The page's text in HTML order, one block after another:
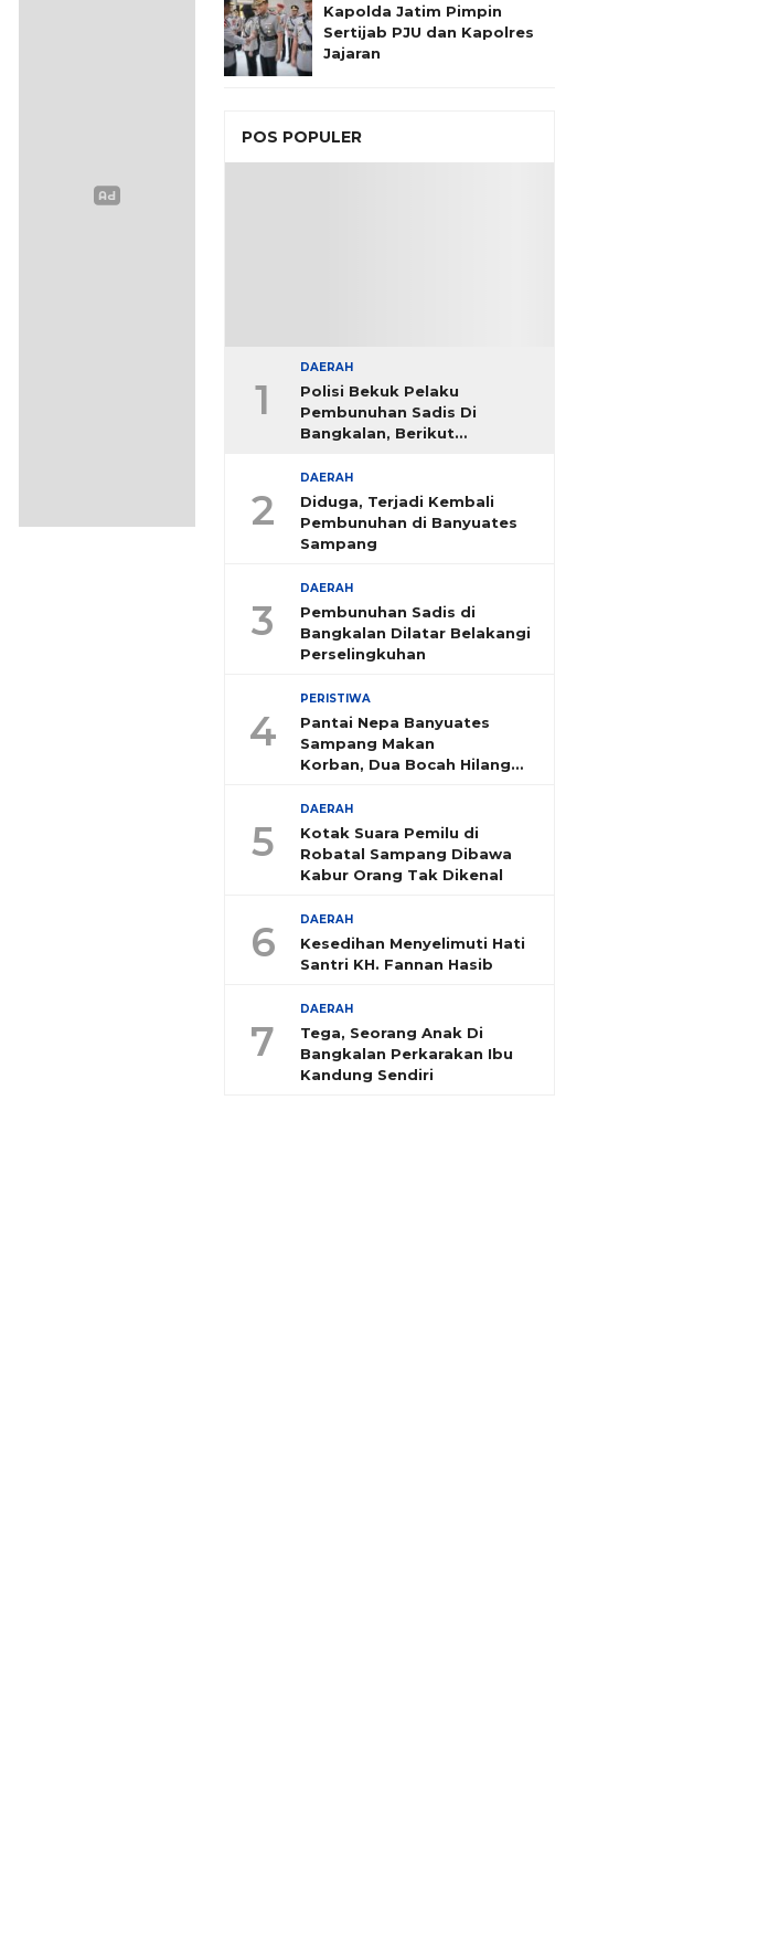
Kapolda Jatim Pimpin
Sertijab PJU dan Kapolres
Jajaran
POS POPULER
1
DAERAH
Polisi Bekuk Pelaku
Pembunuhan Sadis Di
Bangkalan, Berikut
2
DAERAH
Diduga, Terjadi Kembali
Pembunuhan di Banyuates
Sampang
3
DAERAH
Pembunuhan Sadis di
Bangkalan Dilatar Belakangi
Perselingkuhan
4
PERISTIWA
Pantai Nepa Banyuates
Sampang Makan
Korban, Dua Bocah Hilang
5
DAERAH
Kotak Suara Pemilu di
Robatal Sampang Dibawa
Kabur Orang Tak Dikenal
6 DAERAH
Kesedihan Menyelimuti Hati
Santri KH. Fannan Hasib
7
DAERAH
Tega, Seorang Anak Di
Bangkalan Perkarakan Ibu
Kandung Sendiri